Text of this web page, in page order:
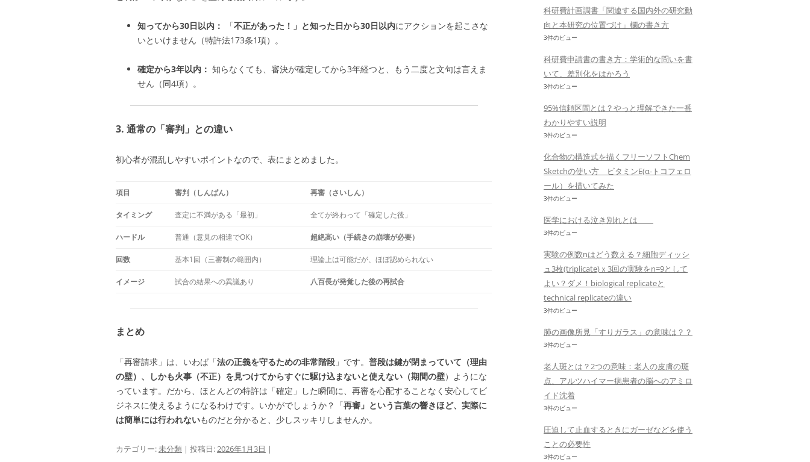
知ってから30日以内： 「不正があった！」と知った日から30日以内にアクションを起こさな
いといけません（特許法173条1項）。
確定から3年以内： 知らなくても、審決が確定してから3年経つと、もう二度と文句は言えま
せん（同4項）。
3. 通常の「審判」との違い
初心者が混乱しやすいポイントなので、表にまとめました。
項目 審判（しんぱん） 再審（さいしん）
タイミング 査定に不満がある「最初」 全てが終わって「確定した後」
ハードル 普通（意見の相違でOK） 超絶高い（手続きの崩壊が必要）
回数 基本1回（三審制の範囲内） 理論上は可能だが、ほぼ認められない
イメージ 試合の結果への異議あり 八百長が発覚した後の再試合
まとめ
「再審請求」は、いわば「法の正義を守るための非常階段 」です。 普段は鍵が閉まっていて（理由
の壁）、しかも火事（不正）を見つけてからすぐに駆け込まないと使えない（期間の壁）ようにな
っています。だから、ほとんどの特許は「確定」した瞬間に、再審を心配することなく安心してビ
ジネスに使えるようになるわけです。いかがでしょうか？「再審」という言葉の響きほど、実際に
は簡単には行われないものだと分かると、少しスッキリしませんか。
カテゴリー:未分類 | 投稿日:2026年1月3日 |
科研費計画調書「関連する国内外の研究動
向と本研究の位置づけ」欄の書き方
3件のビュー
科研費申請書の書き方：学術的な問いを書
いて、差別化をはかろう
3件のビュー
95%信頼区間とは？やっと理解できた一番
わかりやすい説明
3件のビュー
化合物の構造式を描くフリーソフトChem
Sketchの使い方 ビタミンE(α-トコフェロ
ール）を描いてみた
3件のビュー
医学における泣き別れとは
3件のビュー
実験の例数nはどう数える？細胞ディッシ
ュ3枚(triplicate)ｘ3回の実験をn=9として
よい？ダメ！biological replicateと
technical replicateの違い
3件のビュー
肺の画像所見「すりガラス」の意味は？？
3件のビュー
老人斑とは？2つの意味：老人の皮膚の斑
点、アルツハイマー病患者の脳へのアミロ
イド沈着
3件のビュー
圧迫して止血するときにガーゼなどを使う
ことの必要性
3件のビュー